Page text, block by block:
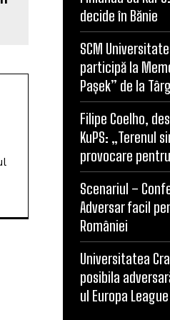
decide în Bănie
SCM
participă la
Pașek” de la
Filipe Coelho,
KuPS: „Terenul
provocare
Scenariul –
Adversar facil
României
Universitatea
posibila
ul Europa League